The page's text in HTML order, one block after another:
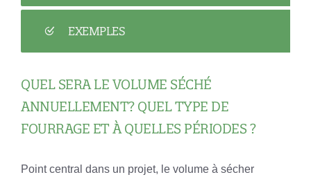
EXEMPLES
QUEL SERA LE VOLUME SÉCHÉ
ANNUELLEMENT? QUEL TYPE DE
FOURRAGE ET À QUELLES PÉRIODES ?
Point central dans un projet, le volume à sécher